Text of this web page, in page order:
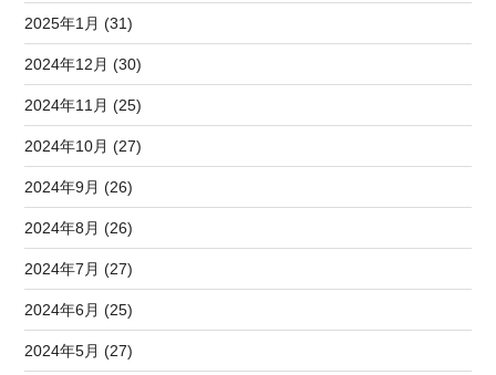
2025年1月 (31)
2024年12月 (30)
2024年11月 (25)
2024年10月 (27)
2024年9月 (26)
2024年8月 (26)
2024年7月 (27)
2024年6月 (25)
2024年5月 (27)